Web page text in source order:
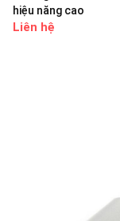
hiệu năng cao
Liên hệ